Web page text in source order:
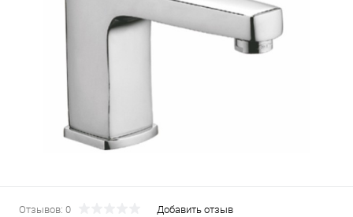
Отзывов: 0 Добавить отзыв